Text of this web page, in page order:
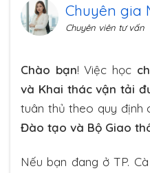
Chuyên gia
Chuyên viên tư vấn
Chào bạn! Việc học
và Khai thác vận tải
tuân thủ theo quy định
Đào tạo và Bộ Giao
Nếu bạn đang ở TP.